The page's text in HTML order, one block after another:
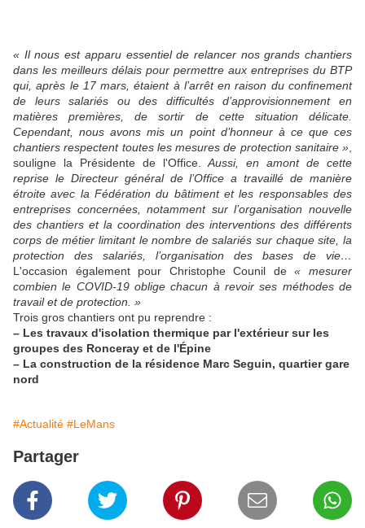
« Il nous est apparu essentiel de relancer nos grands chantiers
dans les meilleurs délais pour permettre aux entreprises du BTP
qui, après le 17 mars, étaient à l’arrêt en raison du confinement
de leurs salariés ou des difficultés d’approvisionnement en
matières premières, de sortir de cette situation délicate.
Cependant, nous avons mis un point d’honneur à ce que ces
chantiers respectent toutes les mesures de protection sanitaire »
souligne la Présidente de l'Office.
Aussi, en amont de cette
reprise le Directeur général de l’Office a travaillé de manière
étroite avec la Fédération du bâtiment et les responsables des
entreprises concernées, notamment sur l’organisation nouvelle
des chantiers et la coordination des interventions des différents
corps de métier limitant le nombre de salariés sur chaque site, la
protection des salariés, l’organisation des bases de vie…
L'occasion également pour Christophe Counil de« mesurer
combien le COVID-19 oblige chacun à revoir ses méthodes de
travail et de protection. »
Trois gros chantiers ont pu reprendre :
– Les travaux d'isolation thermique par l'extérieur sur les
groupes des Ronceray et de l'Épine
– La construction de la résidence Marc Seguin, quartier gare
nord
#Actualité #LeMans
Partager